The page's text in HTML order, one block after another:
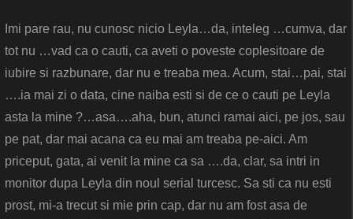
Imi pare rau, nu cunosc nicio Leyla…da, inteleg …cumva, dar
tot nu …vad ca o cauti, ca aveti o poveste coplesitoare de
iubire si razbunare, dar nu e treaba mea. Acum, stai…pai, stai
….ia mai zi o data, cine naiba esti si de ce o cauti pe Leyla
asta la mine ?…asa….aha, bun, atunci ramai aici, pe jos, sau
pe pat, dar mai acana ca eu mai am treaba pe-aici. Am
priceput, gata, ai venit la mine ca sa ….da, clar, sa intri in
monitor dupa Leyla din noul serial turcesc. Sa sti ca nu esti
prost, mi-a trecut si mie prin cap, dar nu am fost asa de